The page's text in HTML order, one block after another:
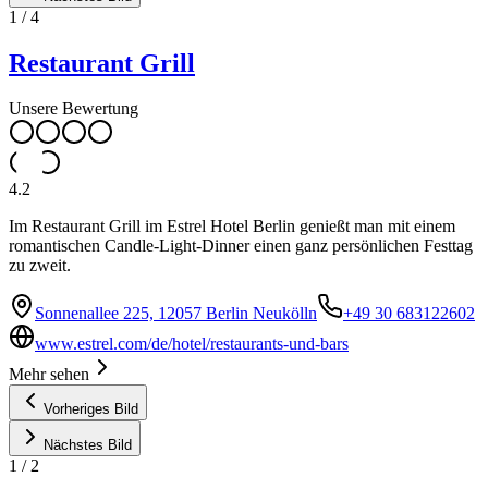
1 /4
Restaurant Grill
Unsere Bewertung
4.2
Im Restaurant Grill im Estrel Hotel Berlin genießt man mit einem
romantischen Candle-Light-Dinner einen ganz persönlichen Festtag
zu zweit.
Sonnenallee 225, 12057 Berlin Neukölln
+49 30 683122602
www.estrel.com/de/hotel/restaurants-und-bars
Mehr sehen
Vorheriges Bild
Nächstes Bild
1 /2